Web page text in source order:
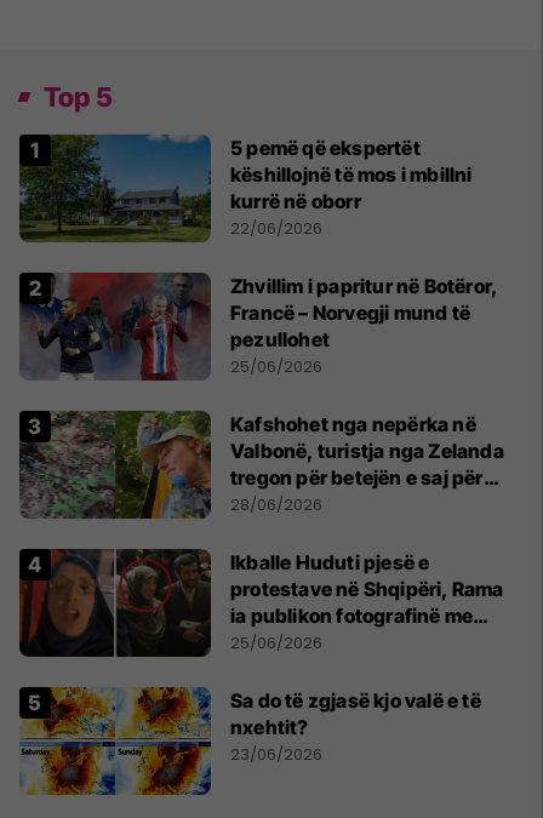
Top 5
5 pemë që ekspertët
këshillojnë të mos i mbillni
kurrë në oborr
22/06/2026
Zhvillim i papritur në Botëror,
Francë – Norvegji mund të
pezullohet
25/06/2026
Kafshohet nga nepërka në
Valbonë, turistja nga Zelanda
tregon për betejën e saj për
mbijetesë
28/06/2026
Ikballe Huduti pjesë e
protestave në Shqipëri, Rama
ia publikon fotografinë me
Ahmadinejadin e Iranit
25/06/2026
Sa do të zgjasë kjo valë e të
nxehtit?
23/06/2026